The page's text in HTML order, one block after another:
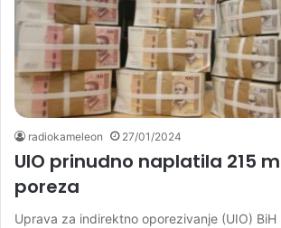
radiokameleon 27/01/2024
UIO prinudno naplatila 215
poreza
Uprava za indirektno oporezivanje (UIO) BiH